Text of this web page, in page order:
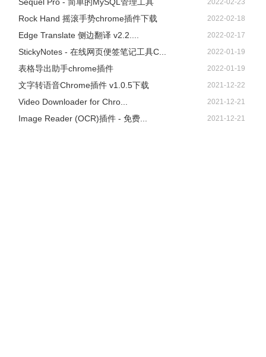
2022-02-23
Rock Hand 摇滚手势chrome插件下载 2022-02-18
Edge Translate 侧边翻译 v2.2.... 2022-02-17
StickyNotes - 在线网页便签笔记工具C... 2022-01-19
表格导出助手chrome插件 2022-01-19
文字转语音Chrome插件 v1.0.5下载 2021-12-22
Video Downloader for Chro... 2021-12-21
Image Reader (OCR)插件 - 免费... 2021-12-21